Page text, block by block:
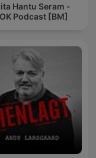
Hantu Seram -
Podcast [BM]